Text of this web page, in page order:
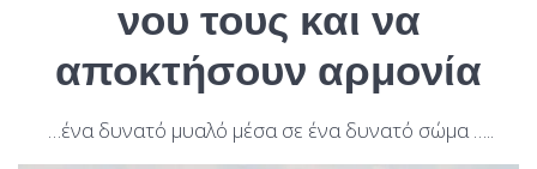
νου τους και να
αποκτήσουν αρμονία
…ένα δυνατό μυαλό μέσα σε ένα δυνατό σώμα …..